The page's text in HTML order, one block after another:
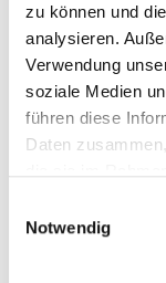
zu können und
analysieren.
Verwendung
soziale Medien
führen diese
Daten
Notwendig
Täglich geöffnet
Eintritt frei
Größe: 3,1 ha
PARKPORTRÄTS
#Parkporträts